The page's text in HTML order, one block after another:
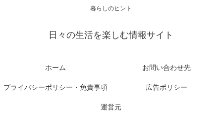
暮らしのヒント
日々の生活を楽しむ情報サイト
ホーム お問い合わせ先
プライバシーポリシー・免責事項 広告ポリシー
運営元